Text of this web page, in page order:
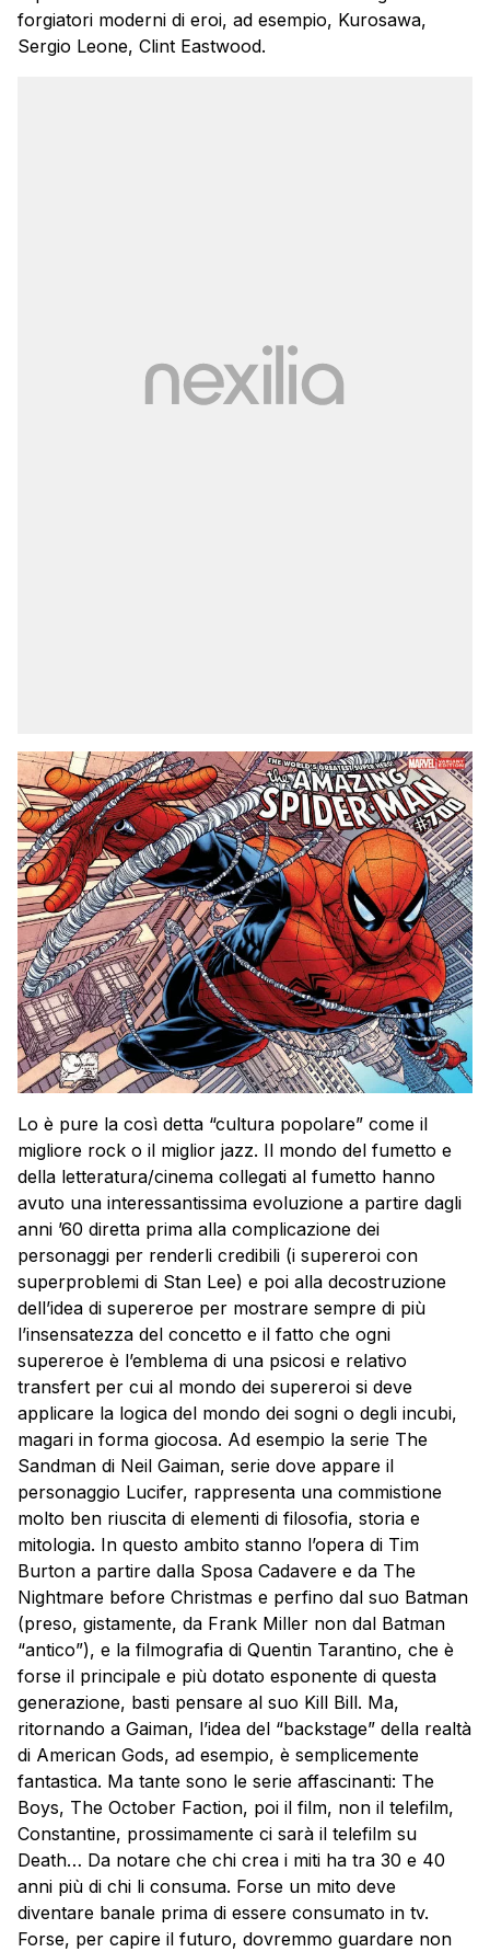
forgiatori moderni di eroi, ad esempio, Kurosawa,
Sergio Leone, Clint Eastwood.
Lo è pure la così detta “cultura popolare” come il
migliore rock o il miglior jazz. Il mondo del fumetto e
della letteratura/cinema collegati al fumetto hanno
avuto una interessantissima evoluzione a partire dagli
anni ’60 diretta prima alla complicazione dei
personaggi per renderli credibili (i supereroi con
superproblemi di Stan Lee) e poi alla decostruzione
dell’idea di supereroe per mostrare sempre di più
l’insensatezza del concetto e il fatto che ogni
supereroe è l’emblema di una psicosi e relativo
transfert per cui al mondo dei supereroi si deve
applicare la logica del mondo dei sogni o degli incubi,
magari in forma giocosa. Ad esempio la serie The
Sandman di Neil Gaiman, serie dove appare il
personaggio Lucifer, rappresenta una commistione
molto ben riuscita di elementi di filosofia, storia e
mitologia. In questo ambito stanno l’opera di Tim
Burton a partire dalla Sposa Cadavere e da The
Nightmare before Christmas e perfino dal suo Batman
(preso, gistamente, da Frank Miller non dal Batman
“antico”), e la filmografia di Quentin Tarantino, che è
forse il principale e più dotato esponente di questa
generazione, basti pensare al suo Kill Bill. Ma,
ritornando a Gaiman, l’idea del “backstage” della realtà
di American Gods, ad esempio, è semplicemente
fantastica. Ma tante sono le serie affascinanti: The
Boys, The October Faction, poi il film, non il telefilm,
Constantine, prossimamente ci sarà il telefilm su
Death… Da notare che chi crea i miti ha tra 30 e 40
anni più di chi li consuma. Forse un mito deve
diventare banale prima di essere consumato in tv.
Forse, per capire il futuro, dovremmo guardare non